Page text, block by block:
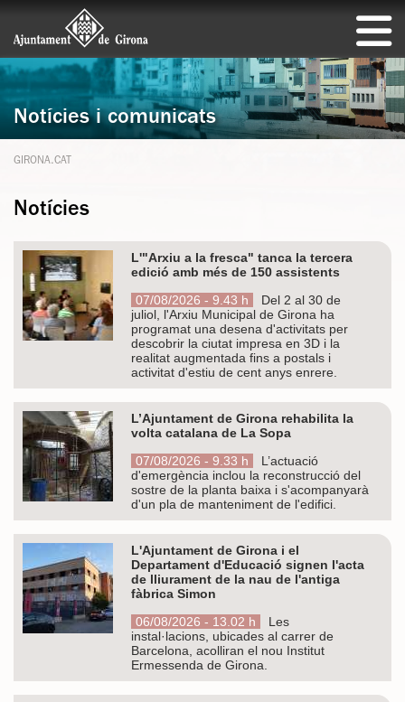
Notícies i comunicats
GIRONA.CAT
Notícies
L'"Arxiu a la fresca" tanca la tercera
edició amb més de 150 assistents
07/08/2026 - 9.43 h
Del 2 al 30 de
juliol, l'Arxiu Municipal de Girona ha
programat una desena d'activitats per
descobrir la ciutat impresa en 3D i la
realitat augmentada fins a postals i
activitat d'estiu de cent anys enrere.
L’Ajuntament de Girona rehabilita la
volta catalana de La Sopa
07/08/2026 - 9.33 h
L’actuació
d'emergència inclou la reconstrucció del
sostre de la planta baixa i s'acompanyarà
d'un pla de manteniment de l'edifici.
L'Ajuntament de Girona i el
Departament d'Educació signen l'acta
de lliurament de la nau de l'antiga
fàbrica Simon
06/08/2026 - 13.02 h
Les
instal·lacions, ubicades al carrer de
Barcelona, acolliran el nou Institut
Ermessenda de Girona.